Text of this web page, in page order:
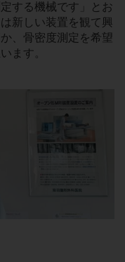
する機械です」とお
新しい装置を観て興
、骨密度測定を希望
ます。